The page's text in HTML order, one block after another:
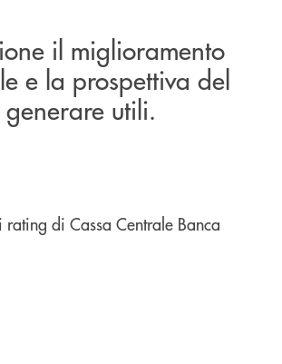
il miglioramento
e la prospettiva del
utili.
di Cassa Centrale Banca